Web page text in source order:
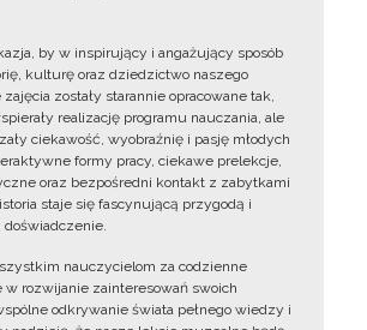
by w inspirujący i angażujący sposób
kulturę oraz dziedzictwo naszego
zostały starannie opracowane tak,
realizację programu nauczania, ale
ciekawość, wyobraźnię i pasję młodych
formy pracy, ciekawe prelekcje,
oraz bezpośredni kontakt z zabytkami
staje się fascynującą przygodą i
nauczycielom za codzienne
w rozwijanie zainteresowań swoich
odkrywanie świata pełnego wiedzy i